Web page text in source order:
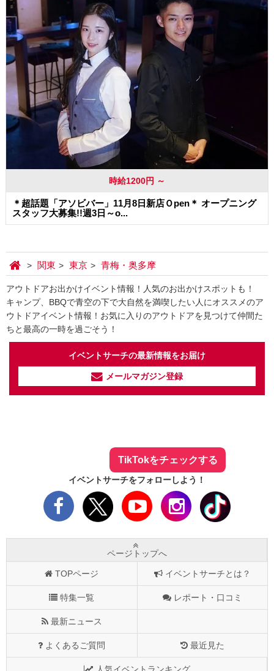
時給1200円 ～
＊超話題「アソビバー」11月8日新店Ｏpen＊ オープニング
スタッフ大募集!!週3日～o...
関東 東京 青梅・奥多摩
アウトドアお出かけイベント情報！人気のお出かけスポットも！
キャンプ、BBQで青空の下で大自然を満喫したい人にオススメのア
ウトドアイベント情報！お気に入りのアウトドアを見つけて仲間た
ちと最高の一時を過ごそう！
イベントサーチの最新情報をお届け
メールマガジン登録
TikTokをチェックする
イベントサーチをフォローしよう！
ページトップへ
TOPページ イベントサーチとは？
特集一覧 レポート・口コミ
最新ニュース
よくあるご質問 最近見た